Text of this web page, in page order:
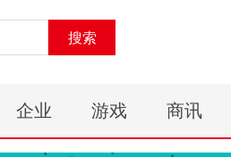
搜索
企业 游戏 商讯